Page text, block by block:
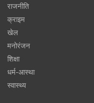
राजनीति
क्राइम
खेल
मनोरंजन
शिक्षा
धर्म-आस्था
स्वास्थ्य